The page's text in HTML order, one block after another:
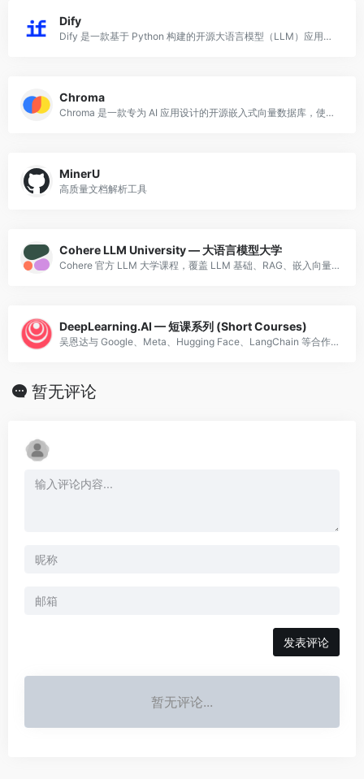
Dify
Dify 是一款基于 Python 构建的开源大语言模型（LLM）应用开发平台，旨在帮助开发者和企业团队快速构建、测试与部署生产级别的 AI 应用。
Chroma
Chroma 是一款专为 AI 应用设计的开源嵌入式向量数据库，使用 Python 和 Rust 构建，以开发者友好和轻量易用为核心设计目标。
MinerU
高质量文档解析工具
Cohere LLM University — 大语言模型大学
Cohere 官方 LLM 大学课程，覆盖 LLM 基础、RAG、嵌入向量、分类、Prompt 工程等，结构清晰，配有实战练习。
DeepLearning.AI — 短课系列 (Short Courses)
吴恩达与 Google、Meta、Hugging Face、LangChain 等合作的短课，聚焦 Prompt 工程、RAG、AI Agent、LangChain 等最新技术。非常实战。
暂无评论
发表评论
暂无评论...